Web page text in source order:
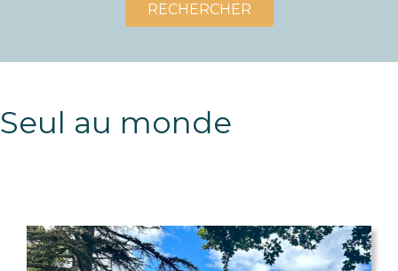
RECHERCHER
Seul au monde